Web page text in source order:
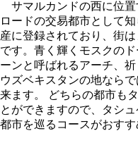
サマルカンドの西に位置
ロードの交易都市として
産に登録されており、街
です。青く輝くモスクの
ーンと呼ばれるアーチ、
ウズベキスタンの地なら
来ます。 どちらの都市も
とができますので、タシ
都市を巡るコースがおすす